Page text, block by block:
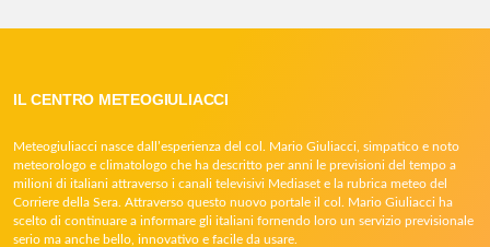
IL CENTRO METEOGIULIACCI
Meteogiuliacci nasce dall’esperienza del col. Mario Giuliacci, simpatico e noto
meteorologo e climatologo che ha descritto per anni le previsioni del tempo a
milioni di italiani attraverso i canali televisivi Mediaset e la rubrica meteo del
Corriere della Sera. Attraverso questo nuovo portale il col. Mario Giuliacci ha
scelto di continuare a informare gli italiani fornendo loro un servizio previsionale
serio ma anche bello, innovativo e facile da usare.